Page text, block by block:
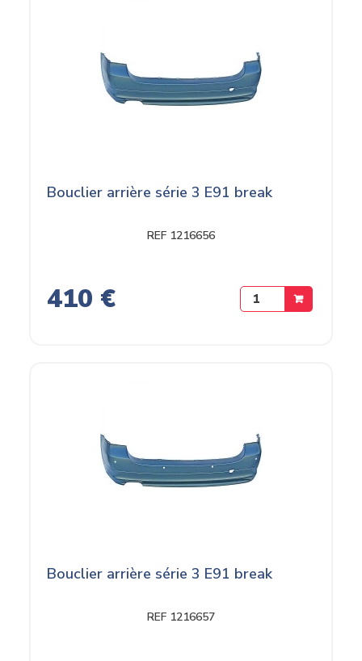
Bouclier arrière série 3 E91 break
REF 1216656
410 €
Bouclier arrière série 3 E91 break
REF 1216657